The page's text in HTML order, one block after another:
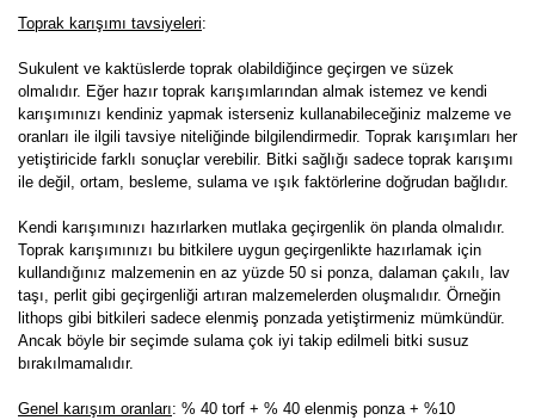
Toprak karışımı tavsiyeleri:
Sukulent ve kaktüslerde toprak olabildiğince geçirgen ve süzek
olmalıdır. Eğer hazır toprak karışımlarından almak istemez ve kendi
karışımınızı kendiniz yapmak isterseniz kullanabileceğiniz malzeme ve
oranları ile ilgili tavsiye niteliğinde bilgilendirmedir. Toprak karışımları her
yetiştiricide farklı sonuçlar verebilir. Bitki sağlığı sadece toprak karışımı
ile değil, ortam, besleme, sulama ve ışık faktörlerine doğrudan bağlıdır.
Kendi karışımınızı hazırlarken mutlaka geçirgenlik ön planda olmalıdır.
Toprak karışımınızı bu bitkilere uygun geçirgenlikte hazırlamak için
kullandığınız malzemenin en az yüzde 50 si ponza, dalaman çakılı, lav
taşı, perlit gibi geçirgenliği artıran malzemelerden oluşmalıdır. Örneğin
lithops gibi bitkileri sadece elenmiş ponzada yetiştirmeniz mümkündür.
Ancak böyle bir seçimde sulama çok iyi takip edilmeli bitki susuz
bırakılmamalıdır.
Genel karışım oranları: % 40 torf + % 40 elenmiş ponza + %10